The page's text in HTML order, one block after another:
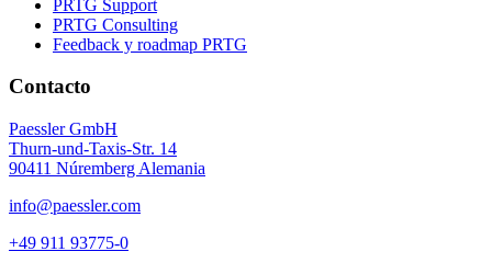
PRTG Support
PRTG Consulting
Feedback y roadmap PRTG
Contacto
Paessler GmbH
Thurn-und-Taxis-Str. 14
90411 Núremberg Alemania
info@paessler.com
+49 911 93775-0